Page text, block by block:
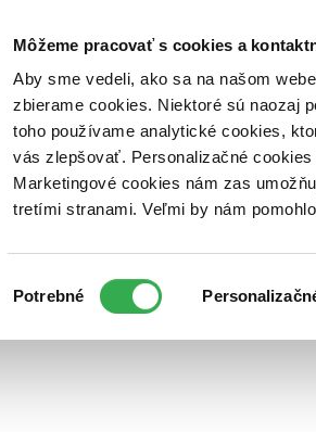
Môžeme pracovať s cookies a
Aby sme vedeli, ako sa na našom
zbierame cookies. Niektoré sú naozaj
toho používame analytické cookies,
vás zlepšovať. Personalizačné
Marketingové cookies nám zas
tretími stranami. Veľmi by nám
súhlasu
Potrebné
Poukážky Kontakt